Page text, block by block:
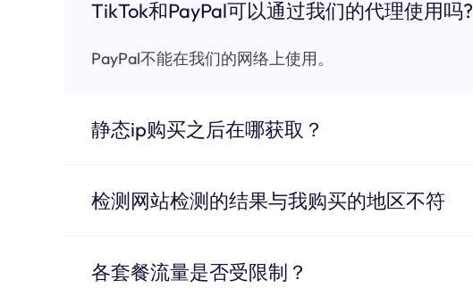
TikTok和PayPal可以通过我们的代理使用吗?
PayPal不能在我们的网络上使用。
静态ip购买之后在哪获取？
检测网站检测的结果与我购买的地区不符
各套餐流量是否受限制？